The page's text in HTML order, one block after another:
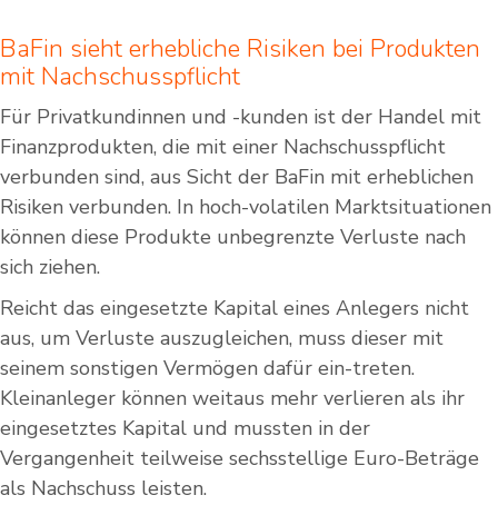
BaFin sieht erhebliche Risiken bei Produkten
mit Nachschusspflicht
Für Privatkundinnen und -kunden ist der Handel mit
Finanzprodukten, die mit einer Nachschusspflicht
verbunden sind, aus Sicht der BaFin mit erheblichen
Risiken verbunden. In hoch-volatilen Marktsituationen
können diese Produkte unbegrenzte Verluste nach
sich ziehen.
Reicht das eingesetzte Kapital eines Anlegers nicht
aus, um Verluste auszugleichen, muss dieser mit
seinem sonstigen Vermögen dafür ein-treten.
Kleinanleger können weitaus mehr verlieren als ihr
eingesetztes Kapital und mussten in der
Vergangenheit teilweise sechsstellige Euro-Beträge
als Nachschuss leisten.